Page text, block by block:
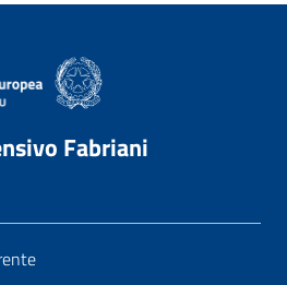
Fabriani